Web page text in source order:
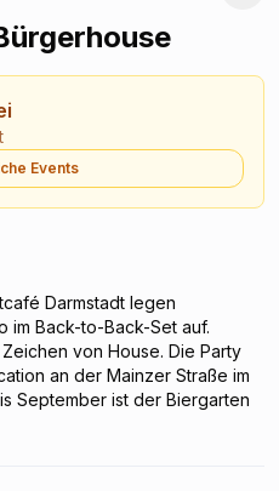
Events
Darmstadt legen
im Back-to-Back-Set auf.
von House. Die Party
an der Mainzer Straße im
September ist der Biergarten